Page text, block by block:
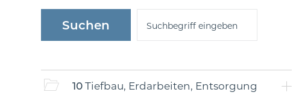
10 Tiefbau, Erdarbeiten, Entsorgung